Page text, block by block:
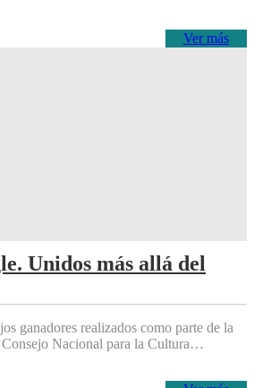
Ver más
Unidos más allá del
ganadores realizados como parte de la
Nacional para la Cultura…